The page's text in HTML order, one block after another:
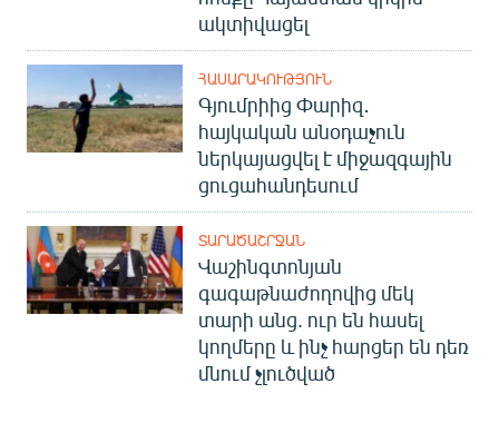
ակտիվացել
ՀԱՍԱՐԱԿՈՒԹՅՈՒՆ
Գյումրիից Փարիզ․
հայկական անօդաչուն
ներկայացվել է միջազգային
ցուցահանդեսում
ՏԱՐԱԾԱՇՐՋԱՆ
Վաշինգտոնյան
գագաթնաժողովից մեկ
տարի անց. ուր են հասել
կողմերը և ինչ հարցեր են դեռ
մնում չլուծված